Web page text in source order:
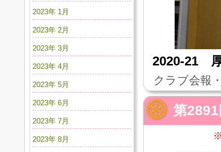
2020-21
クラブ会報
第
2023年 1月
2023年 2月
2023年 3月
2023年 4月
2023年 5月
2023年 6月
2023年 7月
2023年 8月